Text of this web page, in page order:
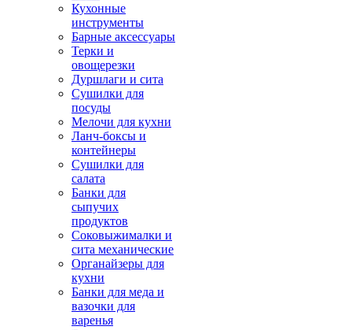
Кухонные
инструменты
Барные аксессуары
Терки и
овощерезки
Дуршлаги и сита
Сушилки для
посуды
Мелочи для кухни
Ланч-боксы и
контейнеры
Сушилки для
салата
Банки для
сыпучих
продуктов
Соковыжималки и
сита механические
Органайзеры для
кухни
Банки для меда и
вазочки для
варенья